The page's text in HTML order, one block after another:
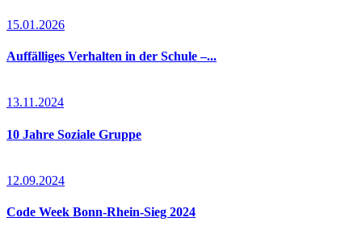
15.01.2026
Auffälliges Verhalten in der Schule –...
13.11.2024
10 Jahre Soziale Gruppe
12.09.2024
Code Week Bonn-Rhein-Sieg 2024